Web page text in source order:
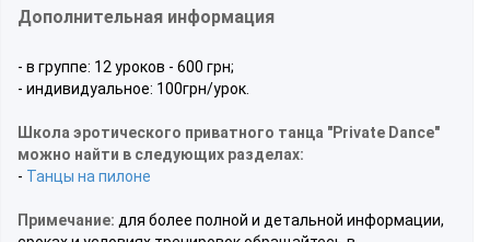
Дополнительная информация
- в группе: 12 уроков - 600 грн;
- индивидуальное: 100грн/урок.
Школа эротического приватного танца "Private Dance"
можно найти в следующих разделах:
- Танцы на пилоне
Примечание: для более полной и детальной информации,